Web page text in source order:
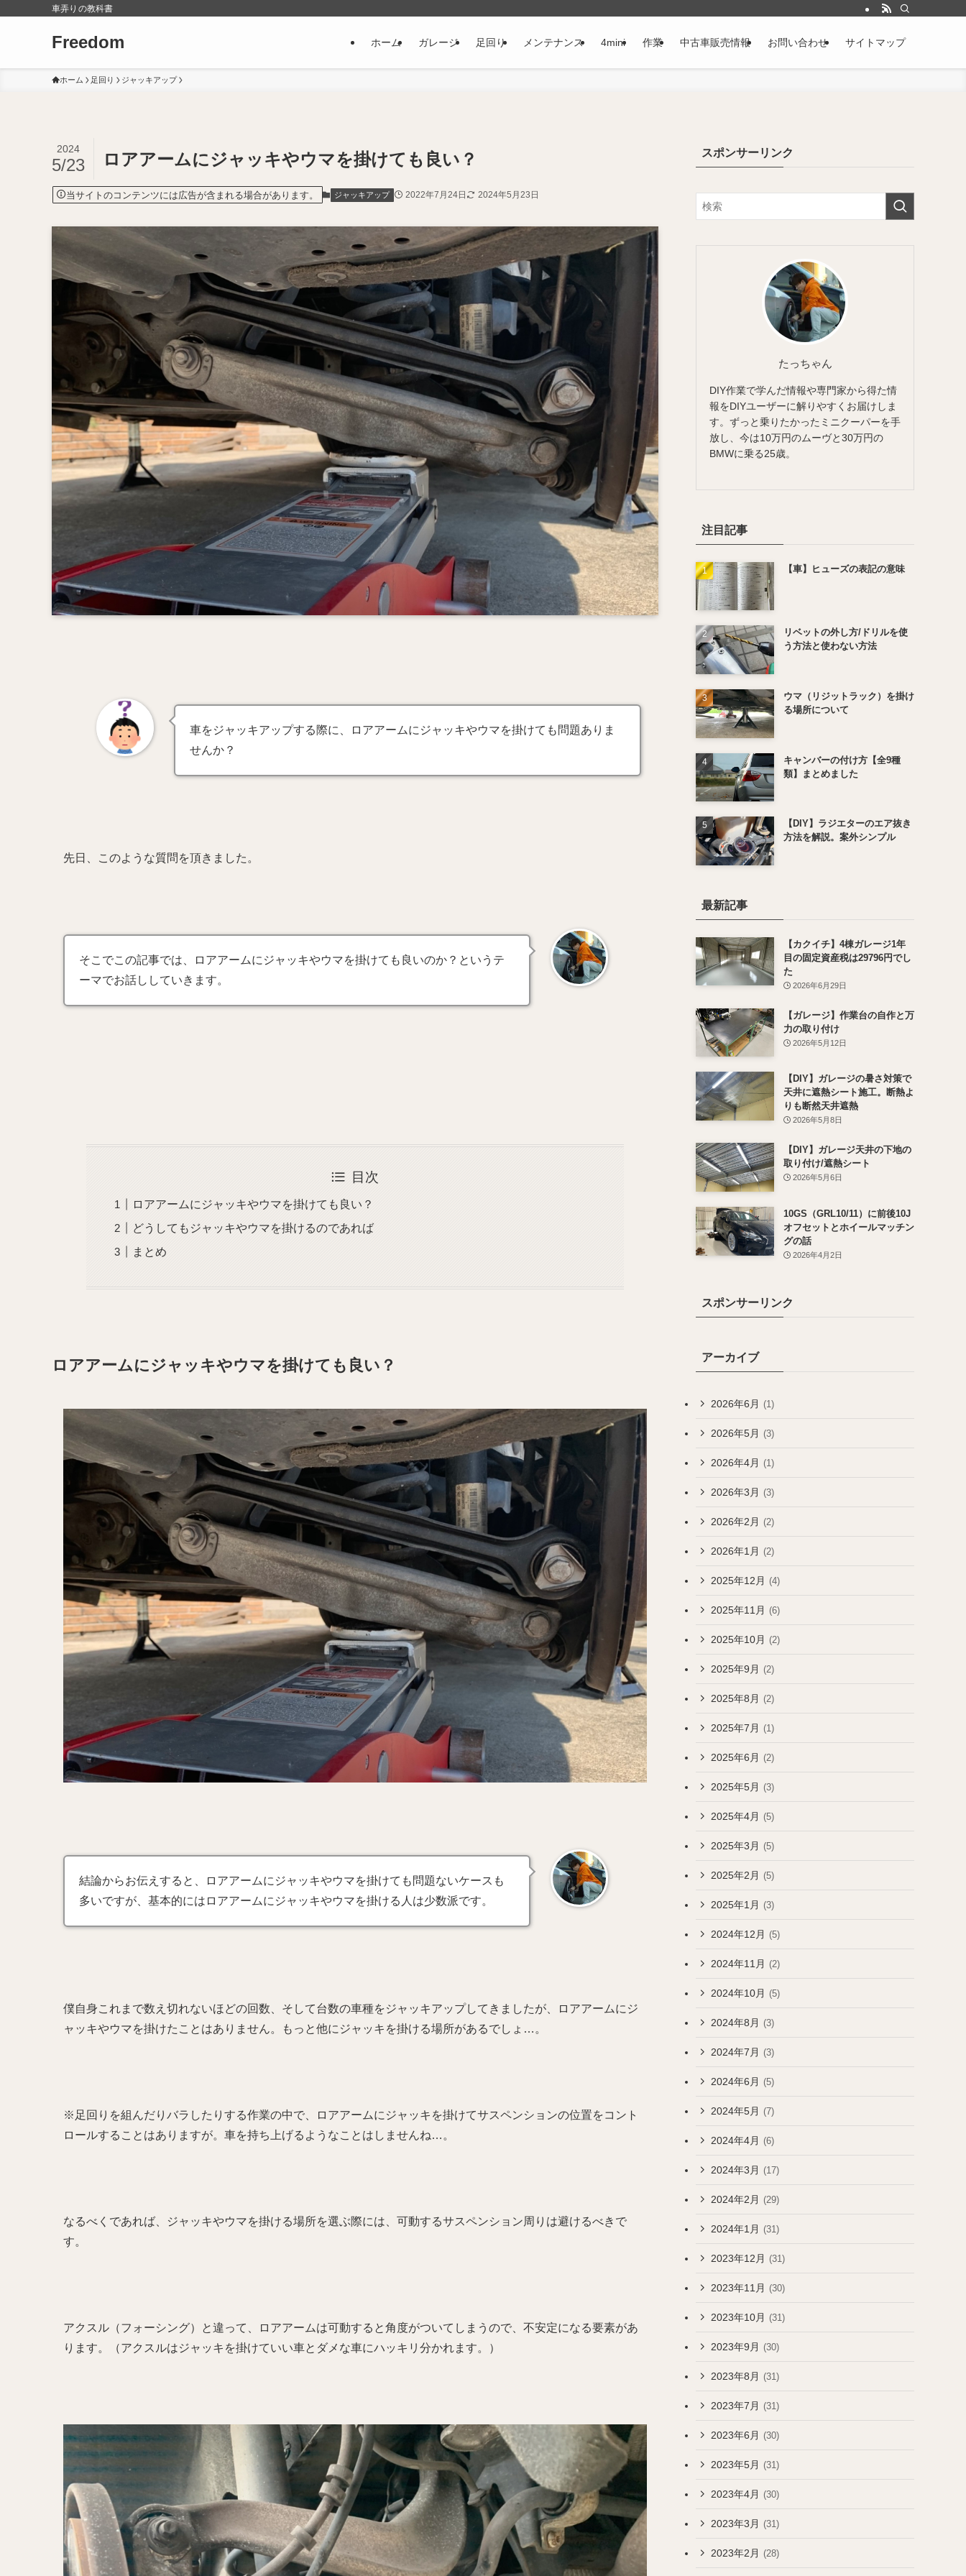
車弄りの教科書
Freedom ホーム ガレージ 足回り メンテナンス 4mini 作業 中古車販売情報 お問い合わせ サイトマップ
ホーム 足回り ジャッキアップ
ロアアームにジャッキやウマを掛けても良い？
2024
5/23
当サイトのコンテンツには広告が含まれる場合があります。 ジャッキアップ 2022年7月24日 2024年5月23日
車をジャッキアップする際に、ロアアームにジャッキやウマを掛けても問題ありま
せんか？
先日、このような質問を頂きました。
そこでこの記事では、ロアアームにジャッキやウマを掛けても良いのか？というテ
ーマでお話ししていきます。
目次
ロアアームにジャッキやウマを掛けても良い？
どうしてもジャッキやウマを掛けるのであれば
まとめ
ロアアームにジャッキやウマを掛けても良い？
結論からお伝えすると、ロアアームにジャッキやウマを掛けても問題ないケースも
多いですが、基本的にはロアアームにジャッキやウマを掛ける人は少数派です。
僕自身これまで数え切れないほどの回数、そして台数の車種をジャッキアップしてきましたが、ロアアームにジ
ャッキやウマを掛けたことはありません。もっと他にジャッキを掛ける場所があるでしょ…。
※足回りを組んだりバラしたりする作業の中で、ロアアームにジャッキを掛けてサスペンションの位置をコント
ロールすることはありますが。車を持ち上げるようなことはしませんね…。
なるべくであれば、ジャッキやウマを掛ける場所を選ぶ際には、可動するサスペンション周りは避けるべきで
す。
アクスル（フォーシング）と違って、ロアアームは可動すると角度がついてしまうので、不安定になる要素があ
ります。（アクスルはジャッキを掛けていい車とダメな車にハッキリ分かれます。）
スポンサーリンク
たっちゃん
DIY作業で学んだ情報や専門家から得た情
報をDIYユーザーに解りやすくお届けしま
す。ずっと乗りたかったミニクーパーを手
放し、今は10万円のムーヴと30万円の
BMWに乗る25歳。
注目記事
【車】ヒューズの表記の意味
リベットの外し方/ドリルを使
う方法と使わない方法
ウマ（リジットラック）を掛け
る場所について
キャンバーの付け方【全9種
類】まとめました
【DIY】ラジエターのエア抜き
方法を解説。案外シンプル
最新記事
【カクイチ】4棟ガレージ1年
目の固定資産税は29796円でし
た
2026年6月29日
【ガレージ】作業台の自作と万
力の取り付け
2026年5月12日
【DIY】ガレージの暑さ対策で
天井に遮熱シート施工。断熱よ
りも断然天井遮熱
2026年5月8日
【DIY】ガレージ天井の下地の
取り付け/遮熱シート
2026年5月6日
10GS（GRL10/11）に前後10J
オフセットとホイールマッチン
グの話
2026年4月2日
スポンサーリンク
アーカイブ
2026年6月 (1)
2026年5月 (3)
2026年4月 (1)
2026年3月 (3)
2026年2月 (2)
2026年1月 (2)
2025年12月 (4)
2025年11月 (6)
2025年10月 (2)
2025年9月 (2)
2025年8月 (2)
2025年7月 (1)
2025年6月 (2)
2025年5月 (3)
2025年4月 (5)
2025年3月 (5)
2025年2月 (5)
2025年1月 (3)
2024年12月 (5)
2024年11月 (2)
2024年10月 (5)
2024年8月 (3)
2024年7月 (3)
2024年6月 (5)
2024年5月 (7)
2024年4月 (6)
2024年3月 (17)
2024年2月 (29)
2024年1月 (31)
2023年12月 (31)
2023年11月 (30)
2023年10月 (31)
2023年9月 (30)
2023年8月 (31)
2023年7月 (31)
2023年6月 (30)
2023年5月 (31)
2023年4月 (30)
2023年3月 (31)
2023年2月 (28)